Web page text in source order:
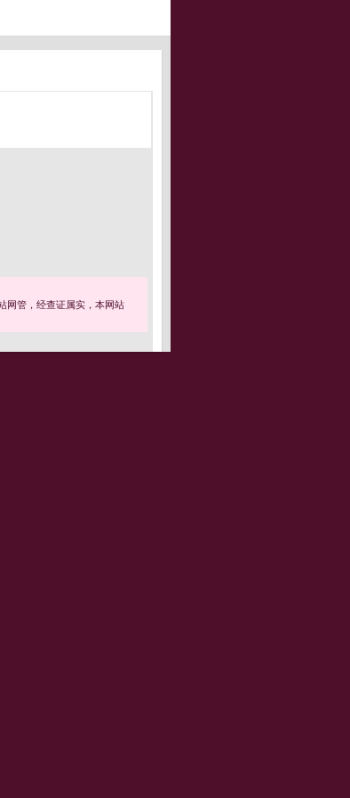
网管，经查证属实，本网站